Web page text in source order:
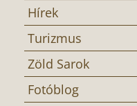
Hírek
Turizmus
Zöld Sarok
Fotóblog